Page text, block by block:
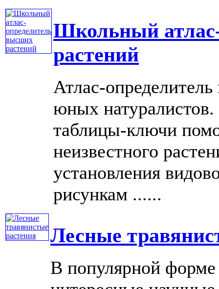
Школьный
растений
Атлас-
юных
таблицы-ключи
неизвестного
установления
рисункам ......
Лесные
В популярной